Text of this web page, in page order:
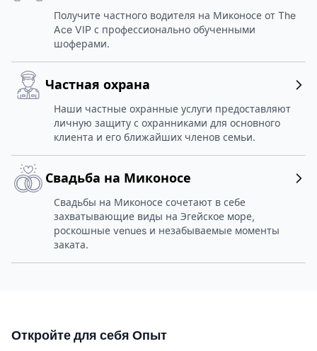
Получите частного водителя на Миконосе от The
Ace VIP с профессионально обученными
шоферами.
Частная охрана
Наши частные охранные услуги предоставляют
личную защиту с охранниками для основного
клиента и его ближайших членов семьи.
Свадьба на Миконосе
Свадьбы на Миконосе сочетают в себе
захватывающие виды на Эгейское море,
роскошные venues и незабываемые моменты
заката.
Откройте для себя Опыт